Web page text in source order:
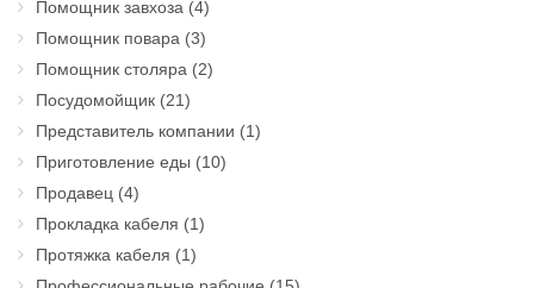
Помощник завхоза (4)
Помощник повара (3)
Помощник столяра (2)
Посудомойщик (21)
Представитель компании (1)
Приготовление еды (10)
Продавец (4)
Прокладка кабеля (1)
Протяжка кабеля (1)